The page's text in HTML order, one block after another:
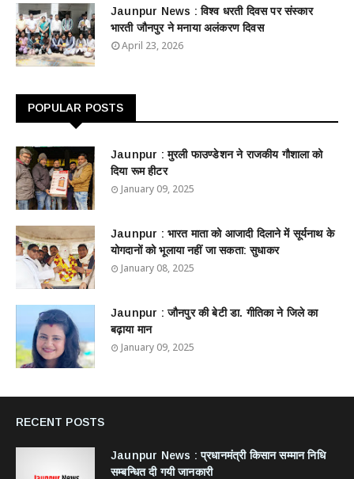
Jaunpur News : विश्व धरती दिवस पर संस्कार
भारती जौनपुर ने मनाया अलंकरण दिवस
April 23, 2026
POPULAR POSTS
Jaunpur : ​मुरली फाउण्डेशन ने राजकीय गौशाला को
दिया रूम हीटर
January 09, 2025
Jaunpur : ​भारत माता को आजादी दिलाने में सूर्यनाथ के
योगदानों को भूलाया नहीं जा सकता: सुधाकर
January 08, 2025
Jaunpur : ​जौनपुर की बेटी डा. गीतिका ने जिले का
बढ़ाया मान
January 09, 2025
RECENT POSTS
Jaunpur News : ​प्रधानमंत्री किसान सम्मान निधि
सम्बन्धित दी गयी जानकारी